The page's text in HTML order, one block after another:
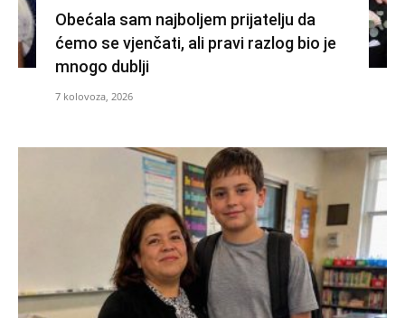
Obećala sam najboljem prijatelju da
ćemo se vjenčati, ali pravi razlog bio je
mnogo dublji
7 kolovoza, 2026